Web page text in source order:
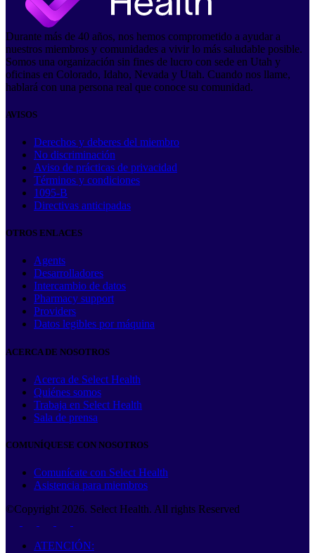
Durante más de 40 años, nos hemos comprometido a ayudar a
nuestros miembros y comunidades a vivir lo más saludable posible.
Somos una organización sin fines de lucro con sede en Utah y
oficinas en Colorado, Idaho, Nevada y Utah. Cuando nos llame,
hablará con una persona real que conoce su comunidad.
AVISOS
Derechos y deberes del miembro
No discriminación
Aviso de prácticas de privacidad
Términos y condiciones
1095-B
Directivas anticipadas
OTROS ENLACES
Agents
Desarrolladores
Intercambio de datos
Pharmacy support
Providers
Datos legibles por máquina
ACERCA DE NOSOTROS
Acerca de Select Health
Quiénes somos
Trabaja en Select Health
Sala de prensa
COMUNÍQUESE CON NOSOTROS
Comunícate con Select Health
Asistencia para miembros
©Copyright 2026. Select Health. All rights Reserved
ATENCIÓN: